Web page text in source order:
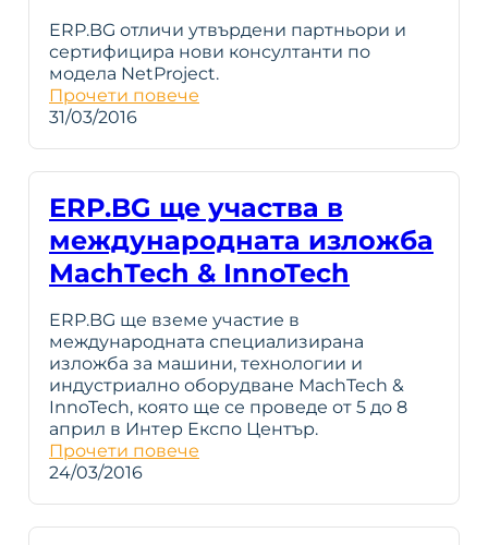
ERP.BG отличи утвърдени партньори и
сертифицира нови консултанти по
модела NetProject.
Прочети повече
31/03/2016
ERP.BG ще участва в
международната изложба
MachTech & InnoTech
ERP.BG ще вземе участие в
международната специализирана
изложба за машини, технологии и
индустриално оборудване MachTech &
InnoTech, която ще се проведе от 5 до 8
април в Интер Експо Център.
Прочети повече
24/03/2016